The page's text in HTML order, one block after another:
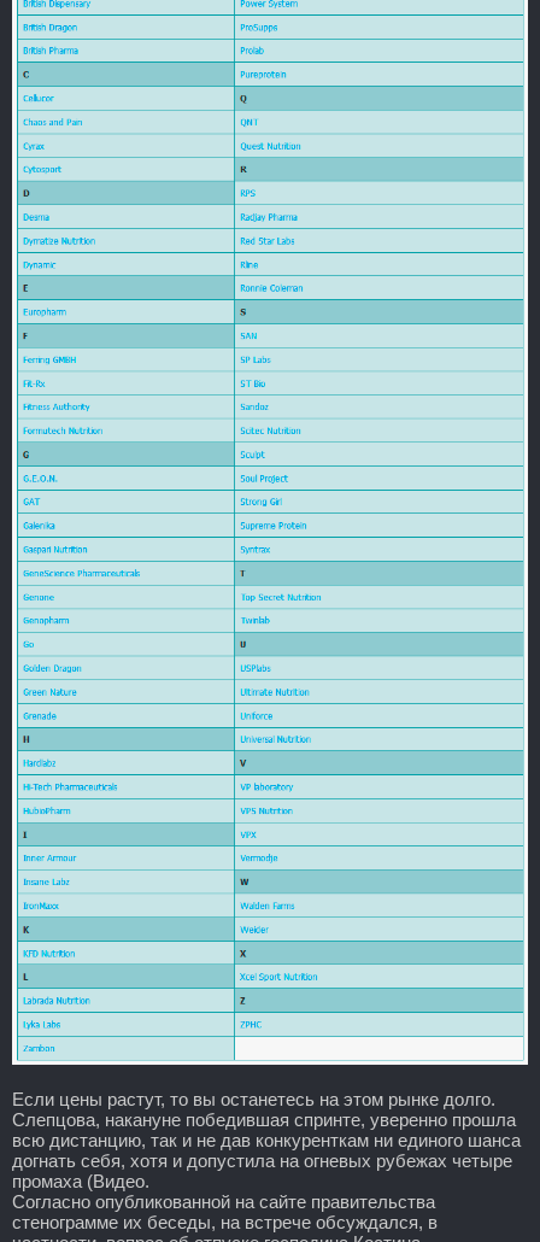
Если цены растут, то вы останетесь на этом рынке долго.
Слепцова, накануне победившая спринте, уверенно прошла
всю дистанцию, так и не дав конкуренткам ни единого шанса
догнать себя, хотя и допустила на огневых рубежах четыре
промаха (Видео.
Согласно опубликованной на сайте правительства
стенограмме их беседы, на встрече обсуждался, в